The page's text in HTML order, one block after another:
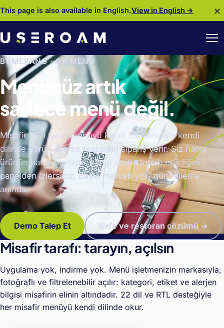
This page is also available in English.View in English → ×
BUMERANG · QR MENÜ
Menünüz artık
sadece menü değil.
Misafir QR'ı tarar, menüyü kendi telefonunda kendi
dilinde görür, dilerse masadan sipariş verir. Siz hangi
ürünün hangi masada, hangi saatte tercih edildiğini
panelden izlersiniz. Baskı maliyeti yok, güncelleme
anında.
Demo Talep Et Kafe ve restoran çözümü →
Misafir tarafı: tarayın, açılsın
Uygulama yok, indirme yok. Menü işletmenizin markasıyla,
fotoğraflı ve filtrelenebilir açılır: kategori, etiket ve alerjen
bilgisi misafirin elinin altındadır. 22 dil ve RTL desteğiyle
her misafir menüyü kendi dilinde okur.